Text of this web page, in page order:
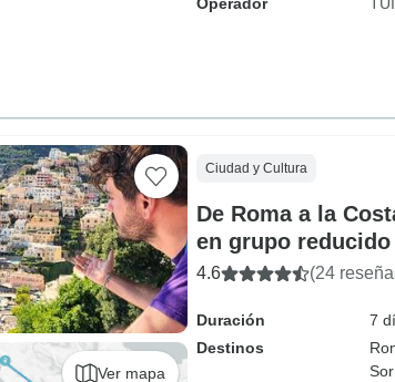
Ver mapa
Ciudad y Cultura
De Roma a la
en grupo
4.6 (24
Duración
7
Destinos